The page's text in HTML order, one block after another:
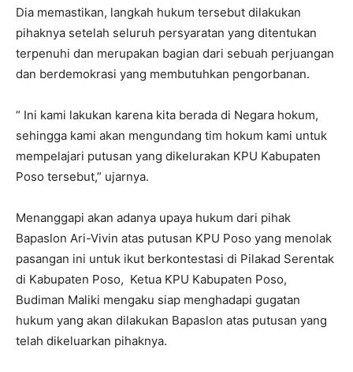
Dia memastikan, langkah hukum tersebut dilakukan
pihaknya setelah seluruh persyaratan yang ditentukan
terpenuhi dan merupakan bagian dari sebuah perjuangan
dan berdemokrasi yang membutuhkan pengorbanan.
“ Ini kami lakukan karena kita berada di Negara hokum,
sehingga kami akan mengundang tim hokum kami untuk
mempelajari putusan yang dikelurakan KPU Kabupaten
Poso tersebut,” ujarnya.
Menanggapi akan adanya upaya hukum dari pihak
Bapaslon Ari-Vivin atas putusan KPU Poso yang menolak
pasangan ini untuk ikut berkontestasi di Pilakad Serentak
di Kabupaten Poso, Ketua KPU Kabupaten Poso,
Budiman Maliki mengaku siap menghadapi gugatan
hukum yang akan dilakukan Bapaslon atas putusan yang
telah dikeluarkan pihaknya.